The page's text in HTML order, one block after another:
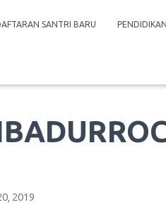
SANTRI BARU PENDIDIKAN
2019